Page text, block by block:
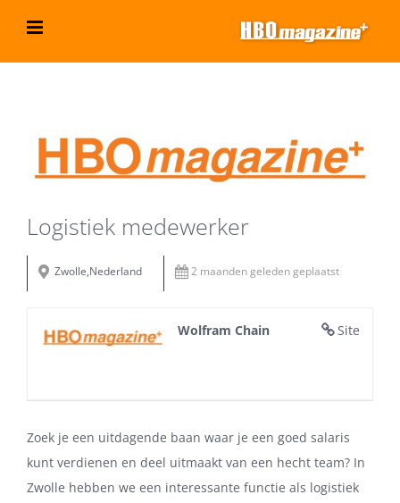
inhoud
grotere
afbeelding
Logistiek medewerker
Zwolle,Nederland 2 maanden geleden geplaatst
Site
Wolfram Chain
Zoek je een uitdagende baan waar je een goed salaris
kunt verdienen en deel uitmaakt van een hecht team? In
Zwolle hebben we een interessante functie als logistiek